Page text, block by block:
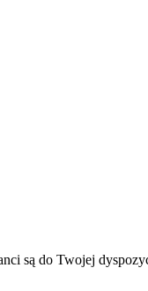
są do Twojej